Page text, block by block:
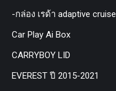
-กล่อง เรด้า adaptive
Car Play Ai Box
CARRYBOY LID
EVEREST ปี 2015-2021